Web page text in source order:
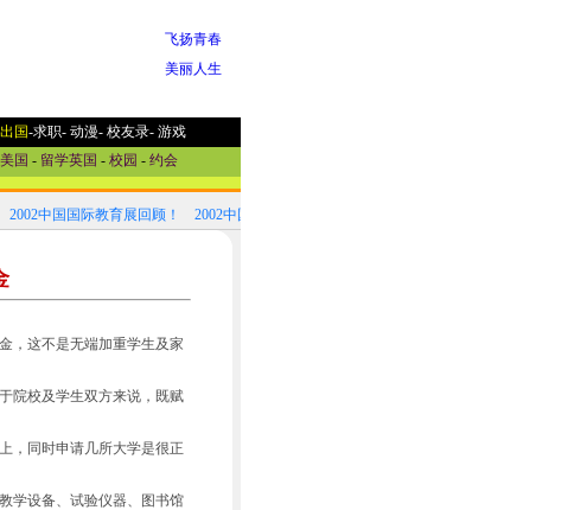
飞扬青春
美丽人生
出国-求职-动漫- 校友录- 游戏
国 - 留学英国 - 校园 - 约会
2002中国国际教育展回顾！
2002中国国际教育展参展国家选介
这不是无端加重学生及家
院校及学生双方来说，既赋
同时申请几所大学是很正
学设备、试验仪器、图书馆